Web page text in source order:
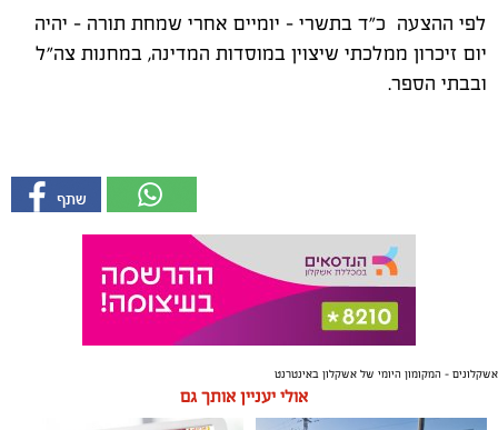
לפי ההצעה כ"ד בתשרי - יומיים אחרי שמחת תורה - יהיה
יום זיכרון ממלכתי שיצוין במוסדות המדינה, במחנות צה"ל
ובבתי הספר.
אשקלונים - המקומון היומי של אשקלון באינטרנט
אולי יעניין אותך גם